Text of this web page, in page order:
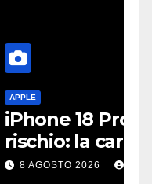
a
di DRAM
le